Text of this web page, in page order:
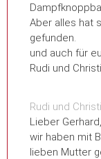
Aber alles hat
gefunden.
und auch für
Rudi und
Rudi und
Lieber
wir haben mit
lieben Mutter